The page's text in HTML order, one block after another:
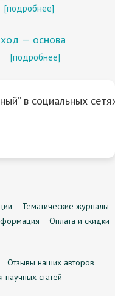
[подробнее]
— основа
[подробнее]
в социальных
Тематические журналы
Оплата и скидки
Отзывы наших авторов
научных статей